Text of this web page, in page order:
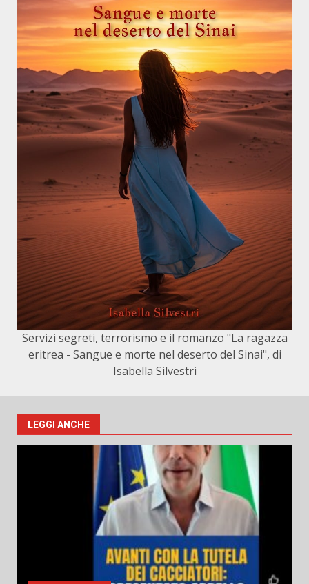
Servizi segreti, terrorismo e il romanzo "La ragazza
eritrea - Sangue e morte nel deserto del Sinai", di
Isabella Silvestri
LEGGI ANCHE